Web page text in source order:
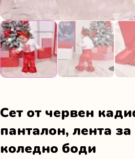
Сет от червен
панталон, лента
коледно боди